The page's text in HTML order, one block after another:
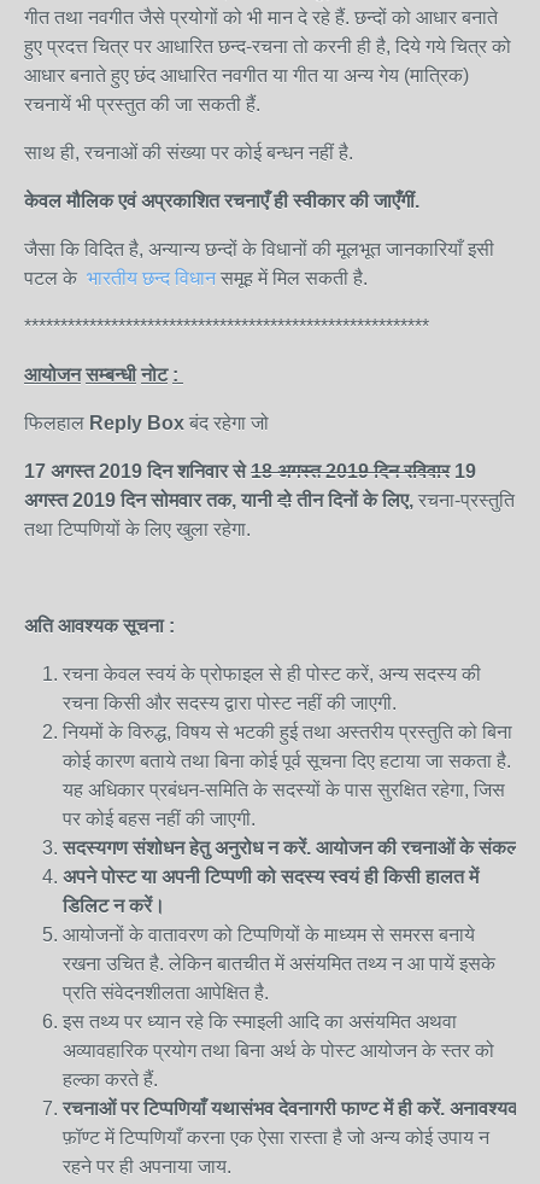
गीत तथा नवगीत जैसे प्रयोगों को भी मान दे रहे हैं. छन्दों को आधार बनाते
हुए प्रदत्त चित्र पर आधारित छन्द-रचना तो करनी ही है, दिये गये चित्र को
आधार बनाते हुए छंद आधारित नवगीत या गीत या अन्य गेय (मात्रिक)
रचनायें भी प्रस्तुत की जा सकती हैं.
साथ ही, रचनाओं की संख्या पर कोई बन्धन नहीं है.
केवल मौलिक एवं अप्रकाशित रचनाएँ ही स्वीकार की जाएँगीं.
जैसा कि विदित है, अन्यान्य छन्दों के विधानों की मूलभूत जानकारियाँ इसी
पटल के भारतीय छन्द विधानसमूह में मिल सकती है.
********************************************************
आयोजन सम्बन्धी नोट :
फिलहाल Reply Box बंद रहेगा जो
17 अगस्त 2019 दिन शनिवार से18अगस्त2019 दिन रविवार 19
अगस्त2019 दिन सोमवारतक, यानीदोतीन दिनों के लिए, रचना-प्रस्तुति
तथा टिप्पणियों के लिए खुला रहेगा.
अति आवश्यक सूचना :
रचना केवल स्वयं के प्रोफाइल से ही पोस्ट करें, अन्य सदस्य की
रचना किसी और सदस्य द्वारा पोस्ट नहीं की जाएगी.
नियमों के विरुद्ध, विषय से भटकी हुई तथा अस्तरीय प्रस्तुति को बिना
कोई कारण बताये तथा बिना कोई पूर्व सूचना दिए हटाया जा सकता है.
यह अधिकार प्रबंधन-समिति के सदस्यों के पास सुरक्षित रहेगा, जिस
पर कोई बहस नहीं की जाएगी.
सदस्यगण संशोधन हेतु अनुरोध न करें. आयोजन की रचनाओं के संकलन
अपने पोस्ट या अपनी टिप्पणी को सदस्य स्वयं ही किसी हालत में
डिलिट न करें।
आयोजनों के वातावरण को टिप्पणियों के माध्यम से समरस बनाये
रखना उचित है. लेकिन बातचीत में असंयमित तथ्य न आ पायें इसके
प्रति संवेदनशीलता आपेक्षित है.
इस तथ्य पर ध्यान रहे कि स्माइली आदि का असंयमित अथवा
अव्यावहारिक प्रयोग तथा बिना अर्थ के पोस्ट आयोजन के स्तर को
हल्का करते हैं.
रचनाओं पर टिप्पणियाँ यथासंभव देवनागरी फाण्ट में ही करें. अनावश्यक
फ़ॉण्ट में टिप्पणियाँ करना एक ऐसा रास्ता है जो अन्य कोई उपाय न
रहने पर ही अपनाया जाय.